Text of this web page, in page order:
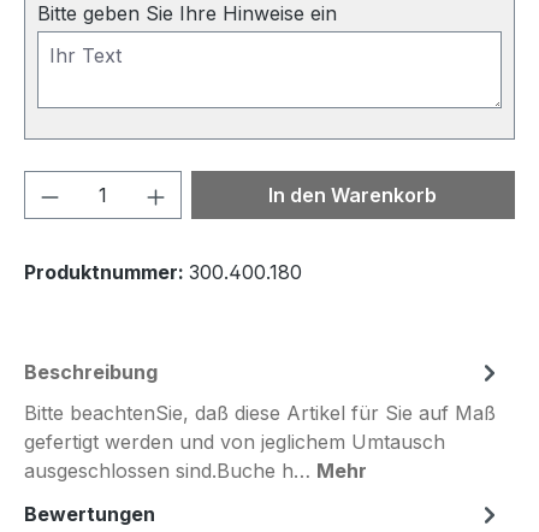
Bitte geben Sie Ihre Hinweise ein
Produkt Anzahl: Gib denIn den Warenkorb
Produktnummer: 300.400.180
Beschreibung
Bitte beachtenSie, daß diese Artikel für Sie auf Maß
gefertigt werden und von jeglichem Umtausch
ausgeschlossen sind.Buche h… Mehr
Bewertungen